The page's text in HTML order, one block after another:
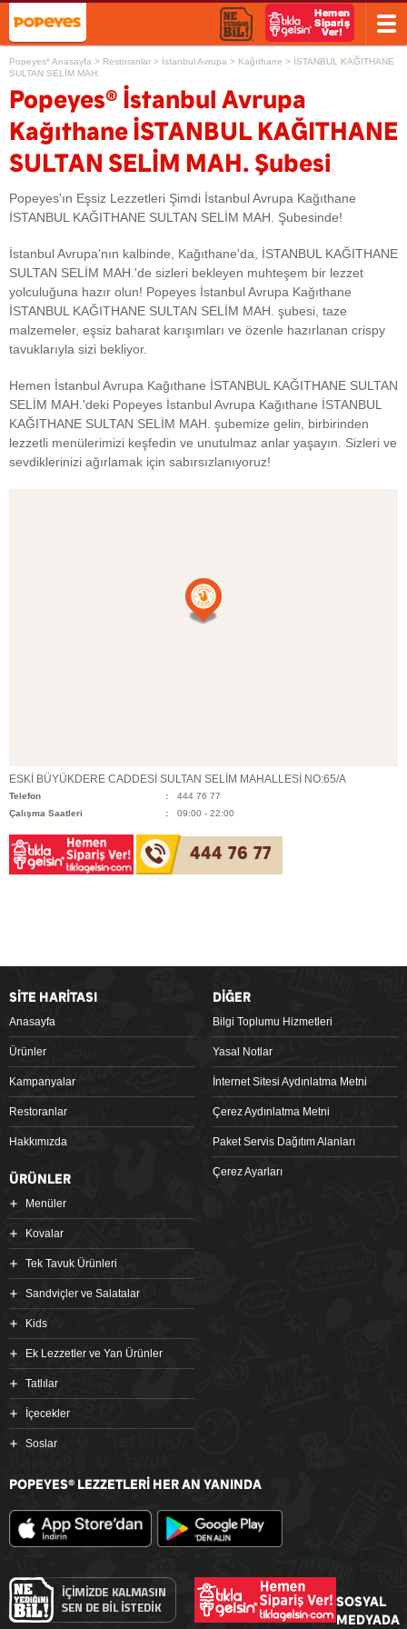
Popeyes® Anasayfa > Restoranlar > İstanbul Avrupa > Kağıthane > İSTANBUL KAĞITHANE
SULTAN SELİM MAH.
Popeyes®
İstanbul Avrupa
Kağıthane İSTANBUL KAĞITHANE
SULTAN SELİM MAH. Şubesi
Popeyes'ın Eşsiz Lezzetleri Şimdi İstanbul Avrupa Kağıthane
İSTANBUL KAĞITHANE SULTAN SELİM MAH. Şubesinde!
İstanbul Avrupa'nın kalbinde, Kağıthane'da, İSTANBUL KAĞITHANE
SULTAN SELİM MAH.'de sizleri bekleyen muhteşem bir lezzet
yolculuğuna hazır olun! Popeyes İstanbul Avrupa Kağıthane
İSTANBUL KAĞITHANE SULTAN SELİM MAH. şubesi, taze
malzemeler, eşsiz baharat karışımları ve özenle hazırlanan crispy
tavuklarıyla sizi bekliyor.
Hemen İstanbul Avrupa Kağıthane İSTANBUL KAĞITHANE SULTAN
SELİM MAH.'deki Popeyes İstanbul Avrupa Kağıthane İSTANBUL
KAĞITHANE SULTAN SELİM MAH. şubemize gelin, birbirinden
lezzetli menülerimizi keşfedin ve unutulmaz anlar yaşayın. Sizleri ve
sevdiklerinizi ağırlamak için sabırsızlanıyoruz!
ESKİ BÜYÜKDERE CADDESİ SULTAN SELİM MAHALLESİ NO:65/A
Telefon
444 76 77
Çalışma Saatleri
09:00 - 22:00
444 76 77
SİTE HARİTASI
Anasayfa
Ürünler
Kampanyalar
Restoranlar
Hakkımızda
DİĞER
Bilgi Toplumu Hizmetleri
Yasal Notlar
İnternet Sitesi Aydınlatma Metni
Çerez Aydınlatma Metni
Paket Servis Dağıtım Alanları
Çerez Ayarları
ÜRÜNLER
Menüler
Kovalar
Tek Tavuk Ürünleri
Sandviçler ve Salatalar
Kids
Ek Lezzetler ve Yan Ürünler
Tatlılar
İçecekler
Soslar
POPEYES® LEZZETLERİ HER AN YANINDA
SOSYAL
MEDYADA